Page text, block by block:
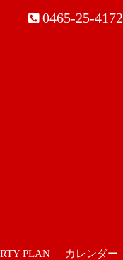
0465-25-4172
PLAN
カレンダー